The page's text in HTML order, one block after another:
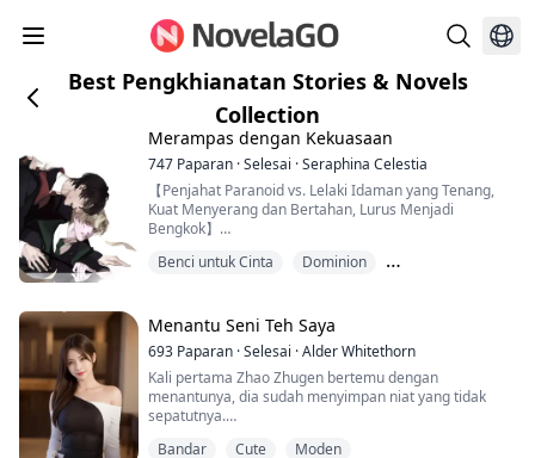
Best Pengkhianatan Stories & Novels
Collection
Merampas dengan Kekuasaan
747 Paparan ·Selesai ·Seraphina Celestia
【Penjahat Paranoid vs. Lelaki Idaman yang Tenang,
Kuat Menyerang dan Bertahan, Lurus Menjadi
Bengkok】
pertandingan snooker, tertarik dengan lawannya. Dia
selepas satu malam penuh kenikmatan, dia dipukul di
kepala dengan pasu oleh orang di atas katil dan
melari...
Benci untuk Cinta
Dominion
Menantu Seni Teh Saya
693 Paparan ·Selesai ·Alder Whitethorn
Kali pertama Zhao Zhugen bertemu dengan
menantunya, dia sudah menyimpan niat yang tidak
sepatutnya.
Namun, menantunya pula, selepas bertemu semula
Bandar Cute Moden